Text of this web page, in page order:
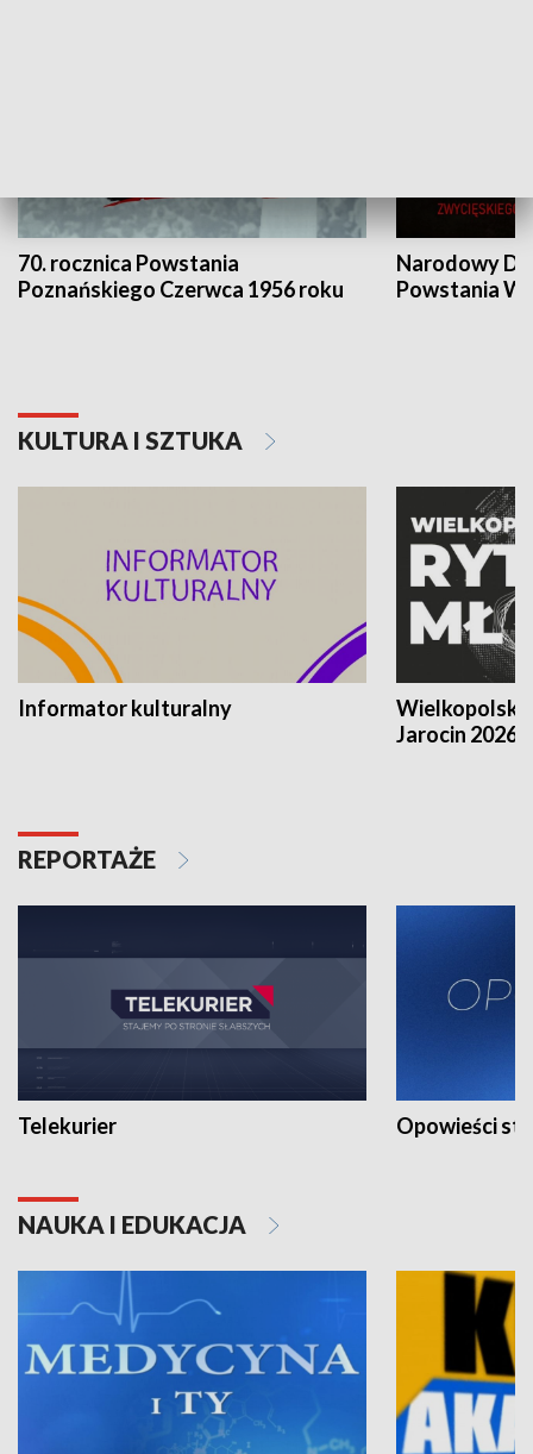
70. rocznica Powstania
Poznańskiego Czerwca 1956 roku
Narodowy
Powstania
KULTURA I SZTUKA
Informator kulturalny
Jarocin 2026
REPORTAŻE
Telekurier Opowieści
NAUKA I EDUKACJA